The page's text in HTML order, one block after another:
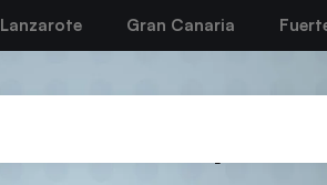
Lanzarote Gran Canaria